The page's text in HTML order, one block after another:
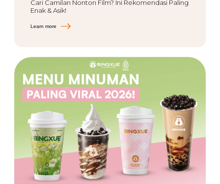
Cari Camilan Nonton Film? Ini Rekomendasi Paling
Enak & Asik!
Learn more